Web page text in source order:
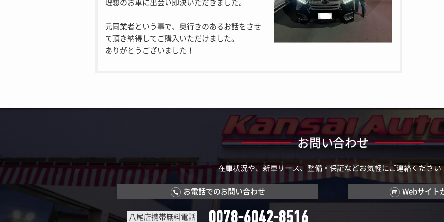
理想のお車に出会い即決いただきました。
元同業者という事で、奥行きのあるお話をさせ
て頂き納得してご購入いただけました。
ありがとうございました！
お問い合わせ
在庫状況や、新車リース、整備・保証などお気軽にご連絡ください
お電話でのお問い合わせ
八尾店携帯無料電話 0078-6042-8516
Webサイト